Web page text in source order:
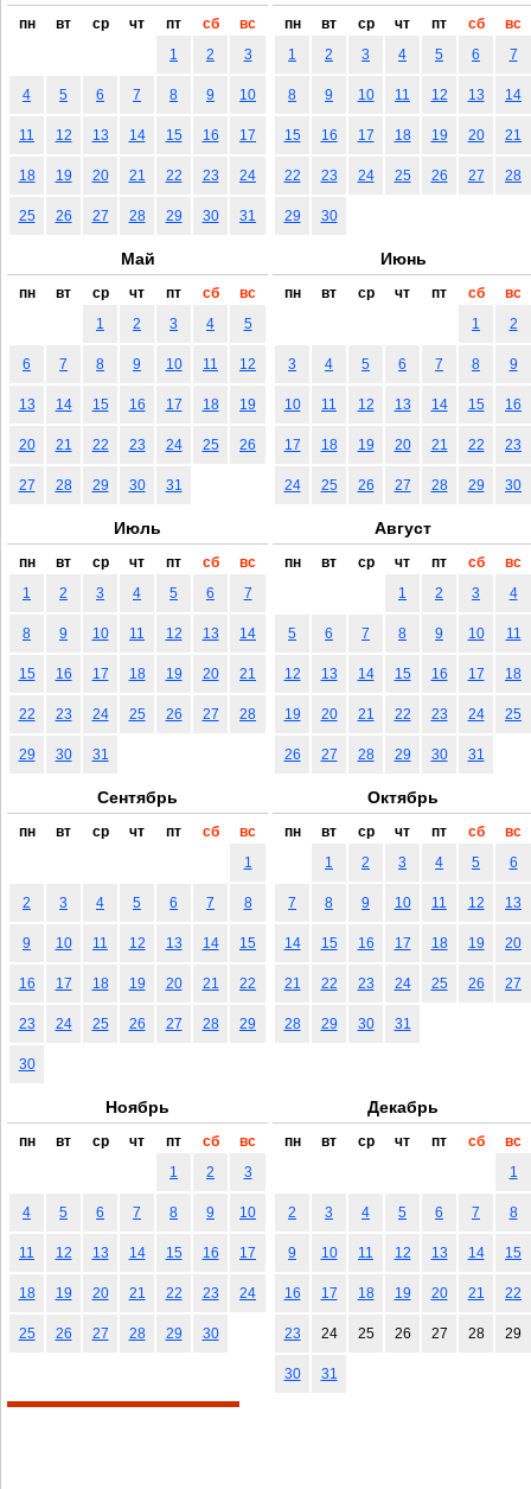
пн вт ср чт пт сб
вс
1
2 3
4 5 6 7 8 9 10
11 12 13 14 15 16 17
18 19 20 21 22 23 24
25 26 27 28 29 30 31
пн вт ср чт пт сб
вс
1
2 3 4 5 6 7
8 9 10 11 12 13 14
15 16 17 18 19 20 21
22 23 24 25 26 27 28
29 30
Май
пн вт ср чт пт сб
вс
1
2 3 4 5
6 7 8 9 10 11 12
13 14 15 16 17 18 19
20 21 22 23 24 25 26
27 28 29 30 31
Июнь
пн вт ср чт пт сб
вс
1
2
3 4 5 6 7 8 9
10 11 12 13 14 15 16
17 18 19 20 21 22 23
24 25 26 27 28 29 30
Июль
пн вт ср чт пт сб
вс
1
2 3 4 5 6 7
8 9 10 11 12 13 14
15 16 17 18 19 20 21
22 23 24 25 26 27 28
29 30 31
Август
пн вт ср чт пт сб
вс
1
2 3 4
5 6 7 8 9 10 11
12 13 14 15 16 17 18
19 20 21 22 23 24 25
26 27 28 29 30 31
Сентябрь
пн вт ср чт пт сб
вс
1
2 3 4 5 6 7 8
9 10 11 12 13 14 15
16 17 18 19 20 21 22
23 24 25 26 27 28 29
30
Октябрь
пн вт ср чт пт сб
вс
1
2 3 4 5 6
7 8 9 10 11 12 13
14 15 16 17 18 19 20
21 22 23 24 25 26 27
28 29 30 31
Ноябрь
пн вт ср чт пт сб
вс
1
2 3
4 5 6 7 8 9 10
11 12 13 14 15 16 17
18 19 20 21 22 23 24
25 26 27 28 29 30
Декабрь
пн вт ср чт пт сб
вс
1
2 3 4 5 6 7 8
9 10 11 12 13 14 15
16 17 18 19 20 21 22
23 24 25 26 27 28 29
30 31